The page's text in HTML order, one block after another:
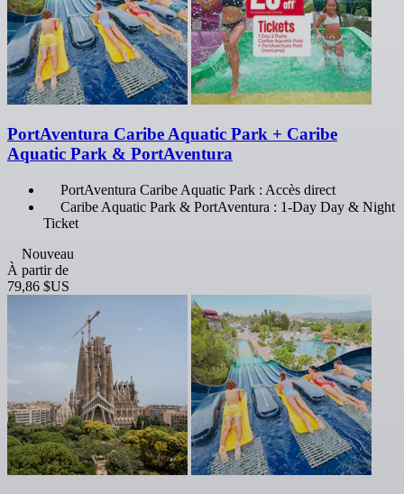
PortAventura Caribe Aquatic Park + Caribe
Aquatic Park & PortAventura
PortAventura Caribe Aquatic Park : Accès direct
Caribe Aquatic Park & PortAventura : 1-Day Day & Night
Ticket
Nouveau
À partir de
79,86 $US